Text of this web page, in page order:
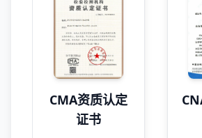
CMA资质认定
证书